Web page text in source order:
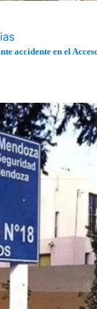
accidente en el